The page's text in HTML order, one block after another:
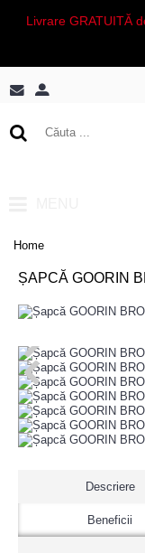
Livrare GRATUITĂ
Home
ȘAPCĂ GOORIN
Descriere
Beneficii